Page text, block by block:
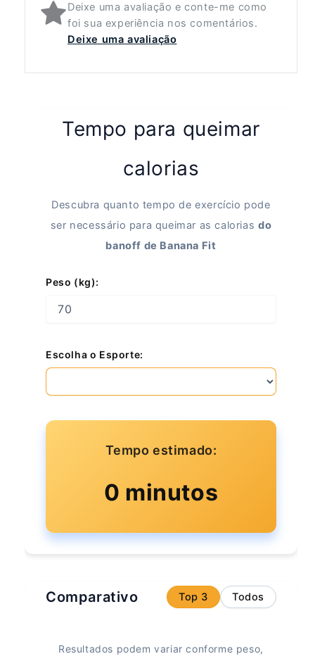
Deixe uma avaliação e conte-me como
foi sua experiência nos comentários.
Deixe uma avaliação
Tempo para queimar
calorias
Descubra quanto tempo de exercício pode
ser necessário para queimar as calorias do
banoff de Banana Fit
Peso (kg):
Escolha o Esporte:
Tempo estimado:
0 minutos
Comparativo Top 3 Todos
Resultados podem variar conforme peso,